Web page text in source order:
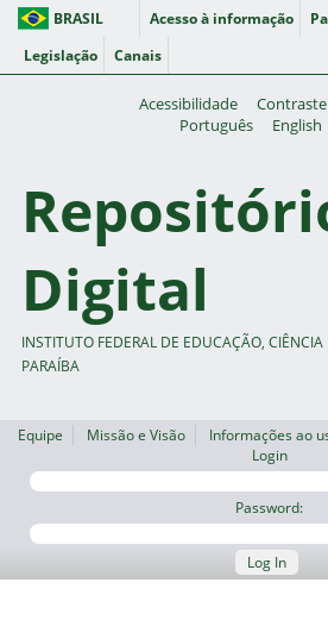
BRASIL Acesso à informação
Legislação
Canais
Acessibilidade Contraste
Português
English
Digital
INSTITUTO FEDERAL DE EDUCAÇÃO,
PARAÍBA
Equipe Missão e Visão Informações ao
Login
Password:
Log In